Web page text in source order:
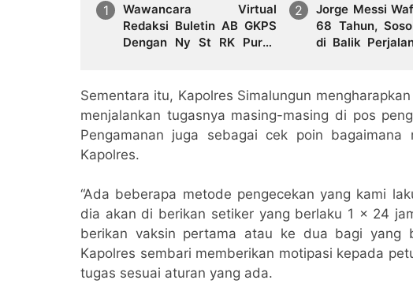
Wawancara Virtual
Redaksi Buletin AB GKPS
Dengan Ny St RK Purba
Tulus"
Jorge Messi
68 Tahun,
di Balik
Sementara itu, Kapolres Simalungun
menjalankan tugasnya masing-masing di pos
Pengamanan juga sebagai cek poin bagaimana
Kapolres.
“Ada beberapa metode pengecekan yang kami
dia akan di berikan setiker yang berlaku 1 x 24
berikan vaksin pertama atau ke dua bagi yang
Kapolres sembari memberikan motipasi kepada
tugas sesuai aturan yang ada.